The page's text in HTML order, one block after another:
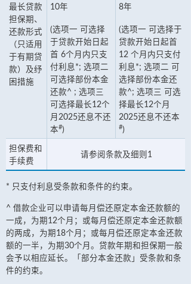
最长贷款
担保期、
还款形式
（只适用
于有期贷
款）及纾
困措施
10年
(选项一 可选择
于贷款开始日起
首 6个月内只支
付利息*; 选项二
可选择部份本金
还款^ ; 选项三
可选择最长12个
月2025还息不还
本#)
8年
(选项一 可选择于
贷款开始日起首
12 个月内只支付
利息*; 选项二 可
选择部份本金还
款^; 选项三 可选
择最长12个月
2025还息不还本
#)
担保费和
手续费
请参阅条款及细则1
* 只支付利息受条款和条件的约束。
^ 借款企业可以申请每月偿还原定本金还款额的
一成，为期12个月；或每月偿还原定本金还款额
的两成，为期18个月；或每月偿还原定本金还款
额的一半，为期30个月。贷款年期和担保期一般
会予以相应延长。「部分本金还款」受条款和条
件的约束。